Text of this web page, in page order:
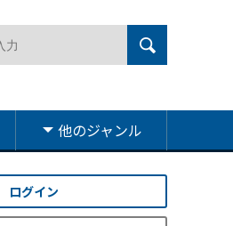
他のジャンル
ログイン